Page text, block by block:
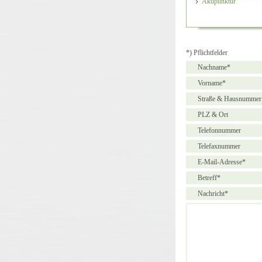
*) Pflichtfelder
Nachname*
Vorname*
Straße & Hausnummer
PLZ & Ort
Telefonnummer
Telefaxnummer
E-Mail-Adresse*
Betreff*
Nachricht*